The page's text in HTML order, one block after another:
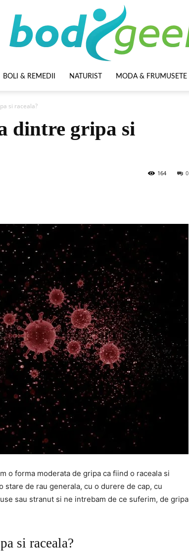
BOLI & REMEDII NATURIST MODA & FRUMUSETE
si raceala?
dintre gripa si
0
164
o forma moderata de gripa ca fiind o raceala si
de rau generala, cu o durere de cap, cu
sau stranut si ne intrebam de ce suferim, de gripa
si raceala?